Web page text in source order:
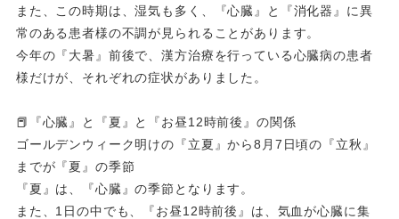
また、この時期は、湿気も多く、『心臓』と『消化器』に異
常のある患者様の不調が見られることがあります。
今年の『大暑』前後で、漢方治療を行っている心臓病の患者
様だけが、それぞれの症状がありました。
📕『心臓』と『夏』と『お昼12時前後』の関係
ゴールデンウィーク明けの『立夏』から8月7日頃の『立秋』
までが『夏』の季節
『夏』は、『心臓』の季節となります。
また、1日の中でも、『お昼12時前後』は、気血が心臓に集